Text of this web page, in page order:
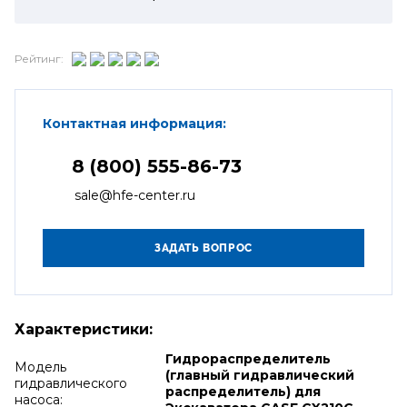
Рейтинг:
Контактная информация:
8 (800) 555-86-73
sale@hfe-center.ru
Характеристики:
Модель
гидравлического
насоса:
Гидрораспределитель
(главный гидравлический
распределитель) для